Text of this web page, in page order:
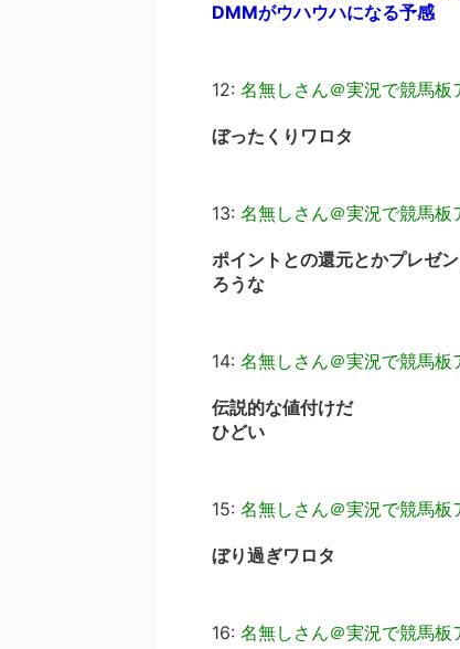
DMMがウハウハになる予感
12: 名無しさん＠実況で競馬板
ぼったくりワロタ
13: 名無しさん＠実況で競馬板
ポイントとの還元とかプレゼ
ろうな
14: 名無しさん＠実況で競馬板
伝説的な値付けだ
ひどい
15: 名無しさん＠実況で競馬板
ぼり過ぎワロタ
16: 名無しさん＠実況で競馬板